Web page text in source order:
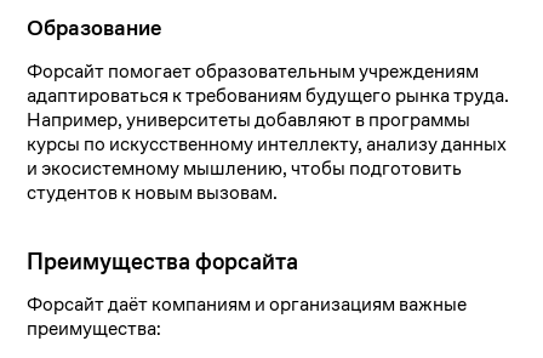
Образование
Форсайт помогает образовательным учреждениям
адаптироваться к требованиям будущего рынка труда.
Например, университеты добавляют в программы
курсы по искусственному интеллекту, анализу данных
и экосистемному мышлению, чтобы подготовить
студентов к новым вызовам.
Преимущества форсайта
Форсайт даёт компаниям и организациям важные
преимущества: